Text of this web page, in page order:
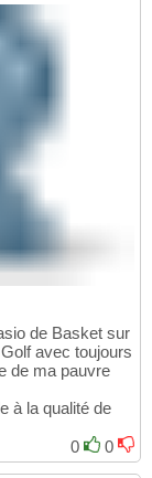
de Basket sur
avec toujours
de ma pauvre
à la qualité de
0
0